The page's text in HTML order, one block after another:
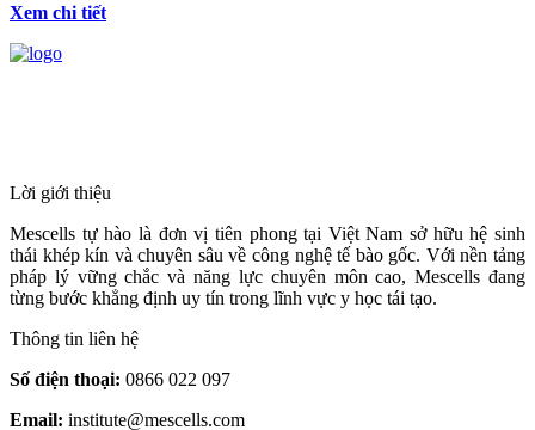
Xem chi tiết
Lời giới thiệu
Mescells tự hào là đơn vị tiên phong tại Việt Nam sở hữu hệ sinh
thái khép kín và chuyên sâu về công nghệ tế bào gốc. Với nền tảng
pháp lý vững chắc và năng lực chuyên môn cao, Mescells đang
từng bước khẳng định uy tín trong lĩnh vực y học tái tạo.
Thông tin liên hệ
Số điện thoại: 0866 022 097
Email: institute@mescells.com